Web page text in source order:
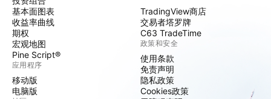
基本面图表
收益率曲线
期权
宏观地图
Pine Script®
应用程序
移动版
电脑版
TradingView商店
交易者塔罗牌
C63 TradeTime
政策和安全
使用条款
免责声明
隐私政策
Cookies政策